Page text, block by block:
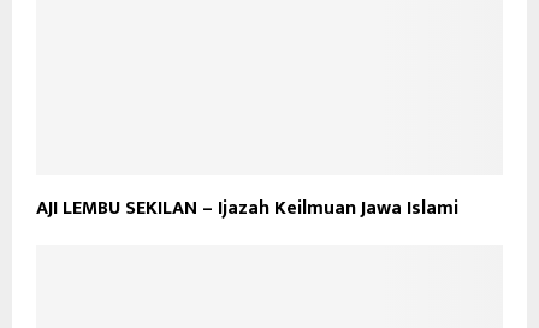
AJI LEMBU SEKILAN – Ijazah Keilmuan Jawa Islami